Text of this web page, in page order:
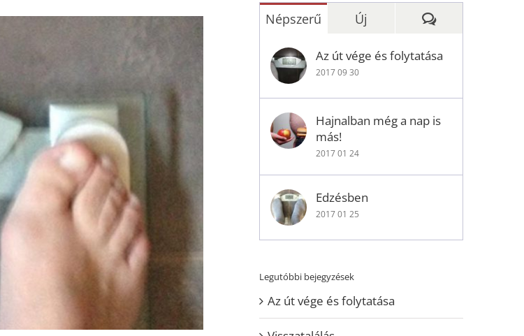
Népszerű Új Hozzászólások
Az út vége és folytatása
2017 09 30
Hajnalban még a nap is
más!
2017 01 24
Edzésben
2017 01 25
Legutóbbi bejegyzések
Az út vége és folytatása